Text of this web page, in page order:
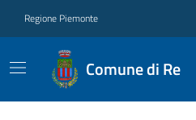
Regione Piemonte
Comune di Re